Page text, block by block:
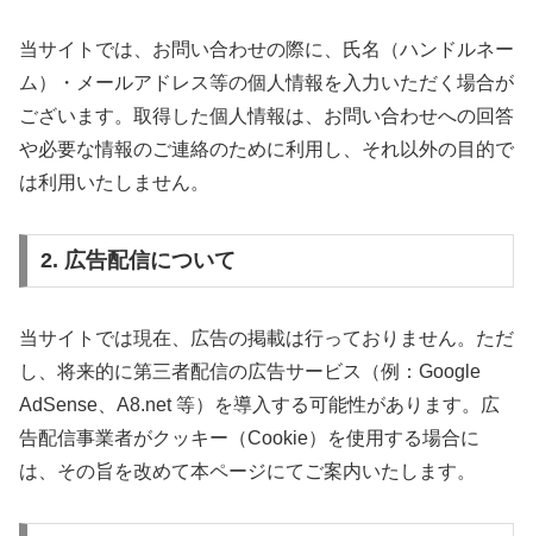
当サイトでは、お問い合わせの際に、氏名（ハンドルネー
ム）・メールアドレス等の個人情報を入力いただく場合が
ございます。取得した個人情報は、お問い合わせへの回答
や必要な情報のご連絡のために利用し、それ以外の目的で
は利用いたしません。
2. 広告配信について
当サイトでは現在、広告の掲載は行っておりません。ただ
し、将来的に第三者配信の広告サービス（例：Google
AdSense、A8.net 等）を導入する可能性があります。広
告配信事業者がクッキー（Cookie）を使用する場合に
は、その旨を改めて本ページにてご案内いたします。